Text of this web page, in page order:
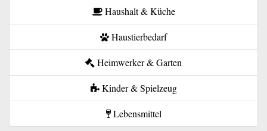
Haushalt & Küche
Haustierbedarf
Heimwerker & Garten
Kinder & Spielzeug
Lebensmittel